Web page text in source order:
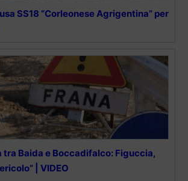
SS18 “Corleonese Agrigentina” per
tra Baida e Boccadifalco: Figuccia,
| VIDEO